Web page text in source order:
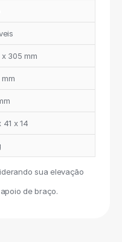
305 mm
41 x 14
sua elevação
de braço.